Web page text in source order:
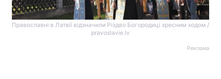
Православні в Латвії відзначили Різдво Богородиці хресним ходом /
pravoslavie.lv
Реклама